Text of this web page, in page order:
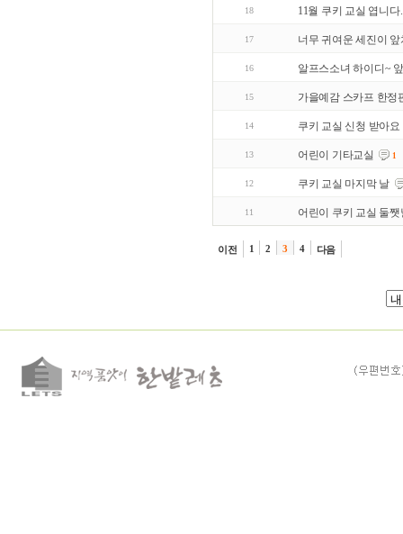
18 11월 쿠키 교실 엽니다
17 너무 귀여운 세진이 앞
16 알프스소녀 하이디~
15 가을예감 스카프 한정
14 쿠키 교실 신청 받아요
13 어린이 기타교실 1
12 쿠키 교실 마지막 날
11 어린이 쿠키 교실 둘쨋
이전 1 2 3 4 다음